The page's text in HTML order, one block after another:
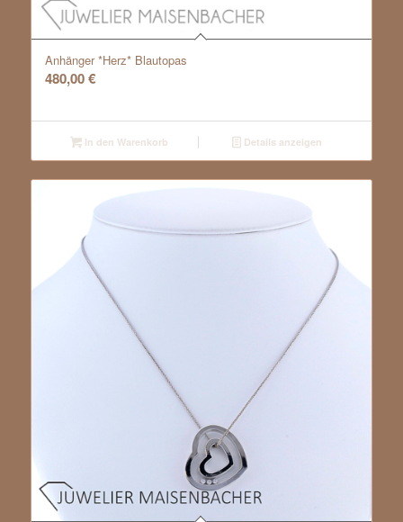
Anhänger *Herz* Blautopas
480,00€
In den Warenkorb Details anzeigen